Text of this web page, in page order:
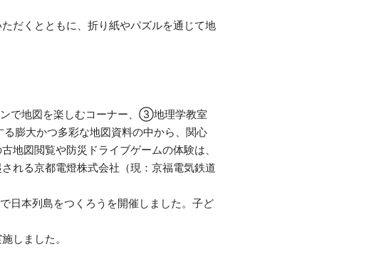
だくとともに、折り紙やパズルを通じて地
で地図を楽しむコーナー、③地理学教室
膨大かつ多彩な地図資料の中から、関心
地図閲覧や防災ドライブゲームの体験は、
れる京都電燈株式会社（現：京福電気鉄道
本列島をつくろうを開催しました。子ど
しました。